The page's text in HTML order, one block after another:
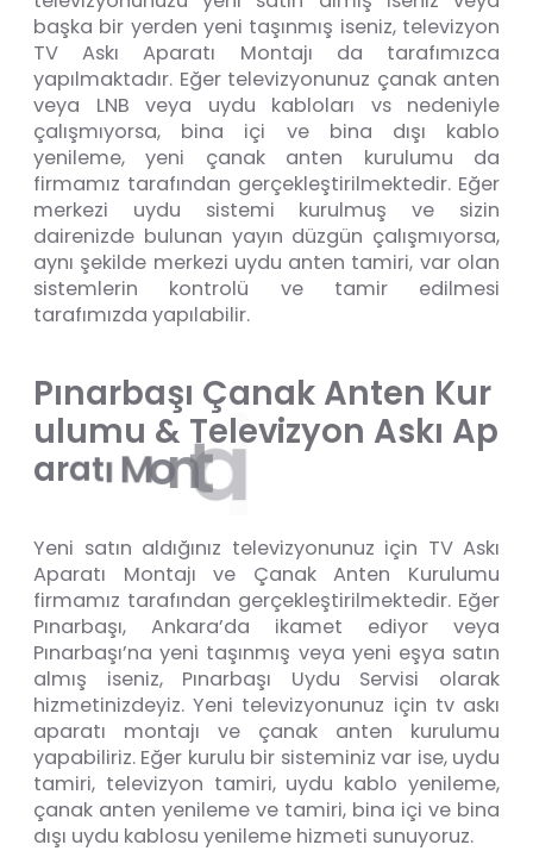
başka bir yerden yeni taşınmış iseniz, televizyon
TV Askı Aparatı Montajı da tarafımızca
yapılmaktadır. Eğer televizyonunuz çanak anten
veya LNB veya uydu kabloları vs nedeniyle
çalışmıyorsa, bina içi ve bina dışı kablo
yenileme, yeni çanak anten kurulumu da
firmamız tarafından gerçekleştirilmektedir. Eğer
merkezi uydu sistemi kurulmuş ve sizin
dairenizde bulunan yayın düzgün çalışmıyorsa,
aynı şekilde merkezi uydu anten tamiri, var olan
sistemlerin kontrolü ve tamir edilmesi
tarafımızda yapılabilir.
Pınarbaşı Çanak Anten Kur
ulumu & Televizyon Askı Ap
aratı Montajı
Yeni satın aldığınız televizyonunuz için TV Askı
Aparatı Montajı ve Çanak Anten Kurulumu
firmamız tarafından gerçekleştirilmektedir. Eğer
Pınarbaşı, Ankara’da ikamet ediyor veya
Pınarbaşı’na yeni taşınmış veya yeni eşya satın
almış iseniz, Pınarbaşı Uydu Servisi olarak
hizmetinizdeyiz. Yeni televizyonunuz için tv askı
aparatı montajı ve çanak anten kurulumu
yapabiliriz. Eğer kurulu bir sisteminiz var ise, uydu
tamiri, televizyon tamiri, uydu kablo yenileme,
çanak anten yenileme ve tamiri, bina içi ve bina
dışı uydu kablosu yenileme hizmeti sunuyoruz.